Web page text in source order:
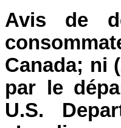
Avis de
Canada; ni
par le
U.S.